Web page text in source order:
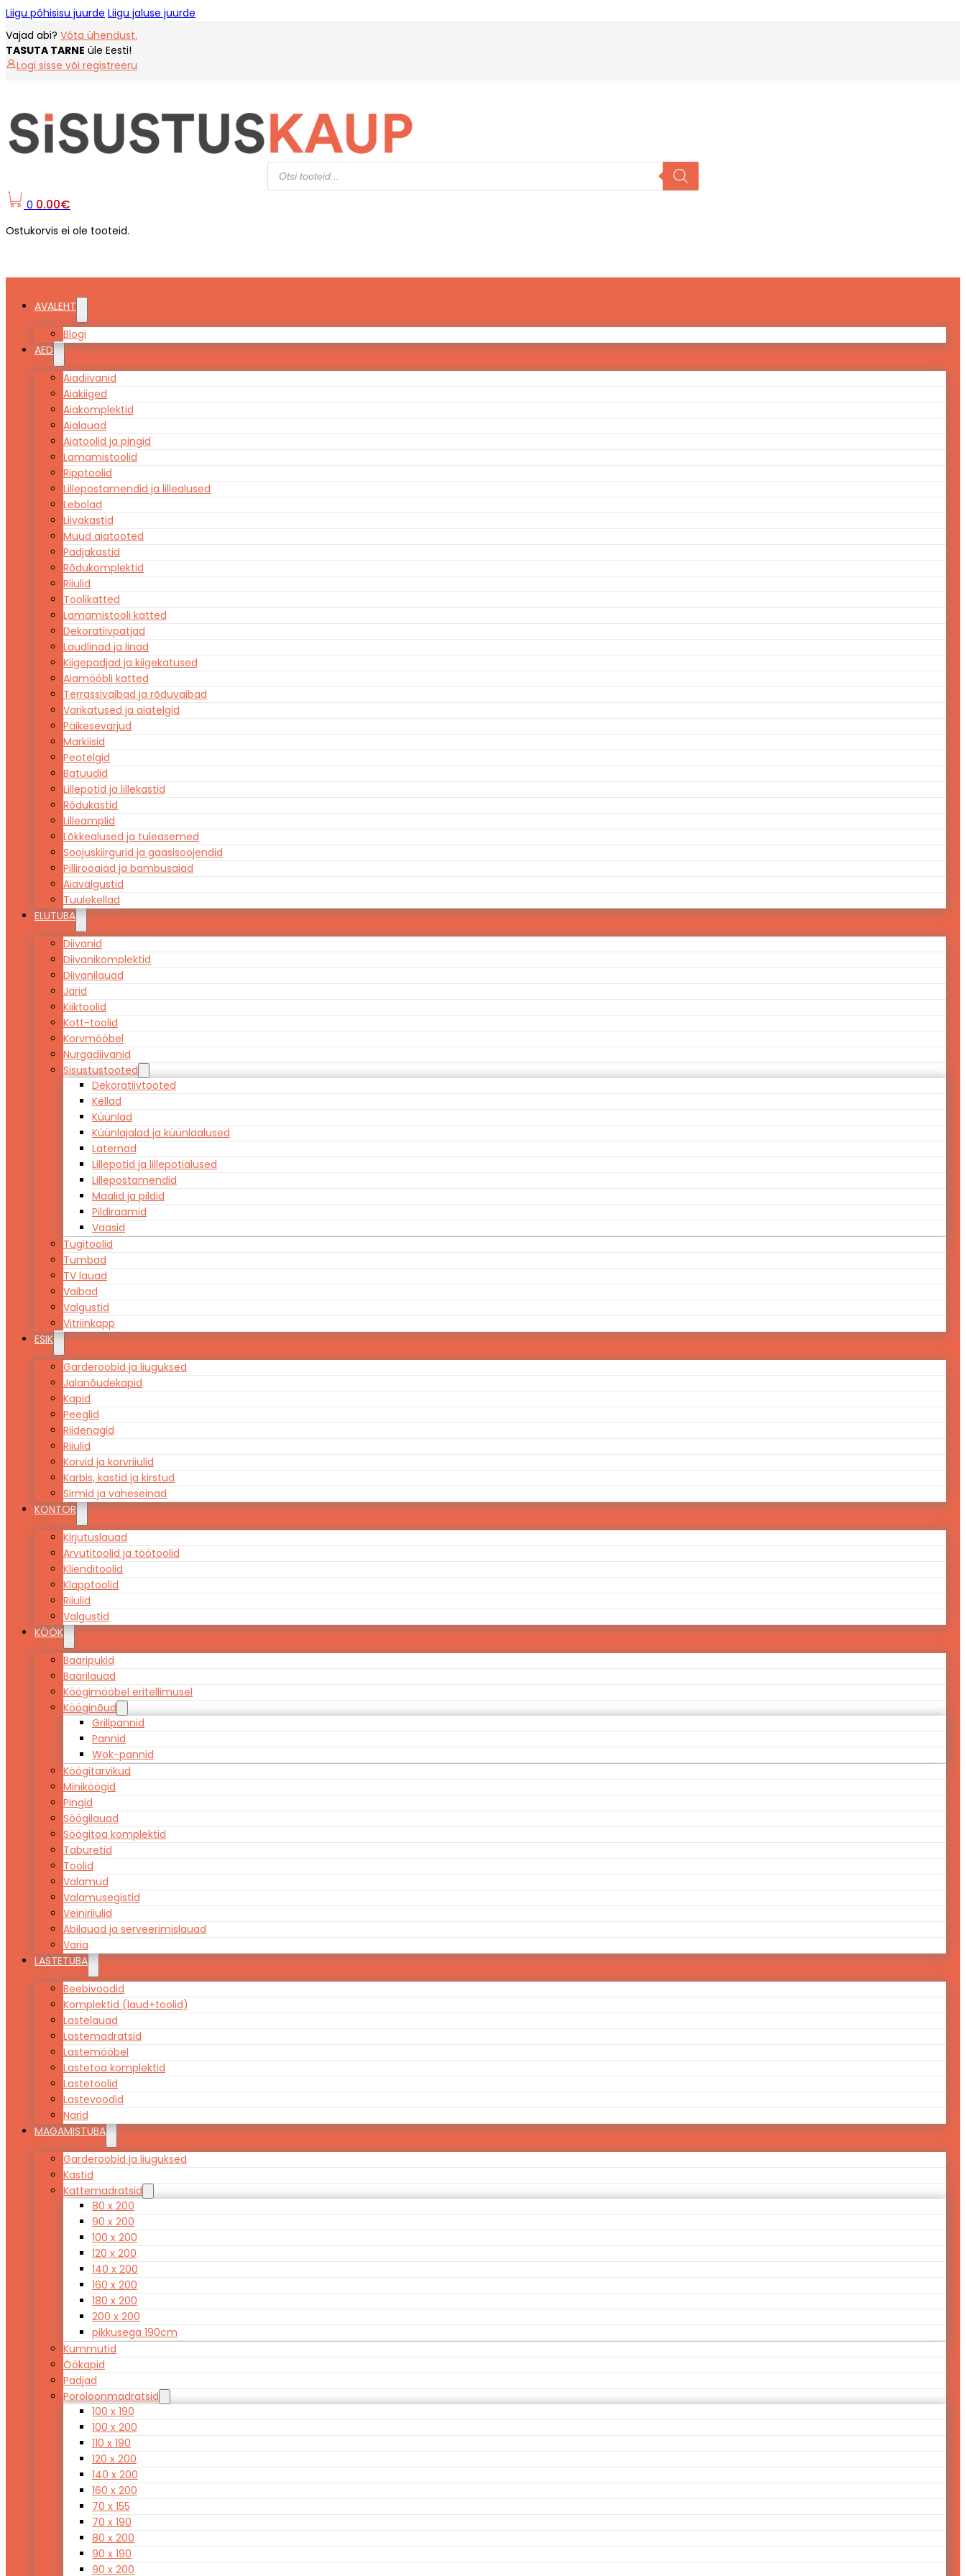
Liigu põhisisu juurde Liigu jaluse juurde
Vajad abi? Võta ühendust.
TASUTA TARNE üle Eesti!
Logi sisse või registreeru
Products
search
0 0.00€
Ostukorvis ei ole tooteid.
AVALEHT
Blogi
AED
Aiadiivanid
Aiakiiged
Aiakomplektid
Aialauad
Aiatoolid ja pingid
Lamamistoolid
Ripptoolid
Lillepostamendid ja lillealused
Lebolad
Liivakastid
Muud aiatooted
Padjakastid
Rõdukomplektid
Riiulid
Toolikatted
Lamamistooli katted
Dekoratiivpatjad
Laudlinad ja linad
Kiigepadjad ja kiigekatused
Aiamööbli katted
Terrassivaibad ja rõduvaibad
Varikatused ja aiatelgid
Päikesevarjud
Markiisid
Peotelgid
Batuudid
Lillepotid ja lillekastid
Rõdukastid
Lilleamplid
Lõkkealused ja tuleasemed
Soojuskiirgurid ja gaasisoojendid
Pillirooaiad ja bambusaiad
Aiavalgustid
Tuulekellad
ELUTUBA
Diivanid
Diivanikomplektid
Diivanilauad
Järid
Kiiktoolid
Kott-toolid
Korvmööbel
Nurgadiivanid
Sisustustooted
Dekoratiivtooted
Kellad
Küünlad
Küünlajalad ja küünlaalused
Laternad
Lillepotid ja lillepotialused
Lillepostamendid
Maalid ja pildid
Pildiraamid
Vaasid
Tugitoolid
Tumbad
TV lauad
Vaibad
Valgustid
Vitriinkapp
ESIK
Garderoobid ja liuguksed
Jalanõudekapid
Kapid
Peeglid
Riidenagid
Riiulid
Korvid ja korvriiulid
Karbis, kastid ja kirstud
Sirmid ja vaheseinad
KONTOR
Kirjutuslauad
Arvutitoolid ja töötoolid
Klienditoolid
Klapptoolid
Riiulid
Valgustid
KÖÖK
Baaripukid
Baarilauad
Köögimööbel eritellimusel
Kööginõud
Grillpannid
Pannid
Wok-pannid
Köögitarvikud
Miniköögid
Pingid
Söögilauad
Söögitoa komplektid
Taburetid
Toolid
Valamud
Valamusegistid
Veiniriiulid
Abilauad ja serveerimislauad
Varia
LASTETUBA
Beebivoodid
Komplektid (laud+toolid)
Lastelauad
Lastemadratsid
Lastemööbel
Lastetoa komplektid
Lastetoolid
Lastevoodid
Narid
MAGAMISTUBA
Garderoobid ja liuguksed
Kastid
Kattemadratsid
80 x 200
90 x 200
100 x 200
120 x 200
140 x 200
160 x 200
180 x 200
200 x 200
pikkusega 190cm
Kummutid
Öökapid
Padjad
Poroloonmadratsid
100 x 190
100 x 200
110 x 190
120 x 200
140 x 200
160 x 200
70 x 155
70 x 190
80 x 200
90 x 190
90 x 200